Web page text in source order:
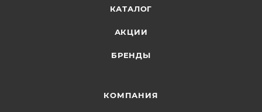
КАТАЛОГ
АКЦИИ
БРЕНДЫ
КОМПАНИЯ